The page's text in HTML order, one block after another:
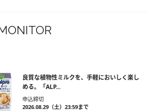
良質な植物性ミルクを、手軽においしく楽し
める。「ALP...
申込締切
2026.08.29（土）23:59まで